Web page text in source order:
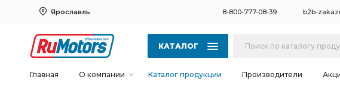
Ярославль 8-800-777-08-39 b2b-
КАТАЛОГ
Главная О компании Каталог продукции Производители